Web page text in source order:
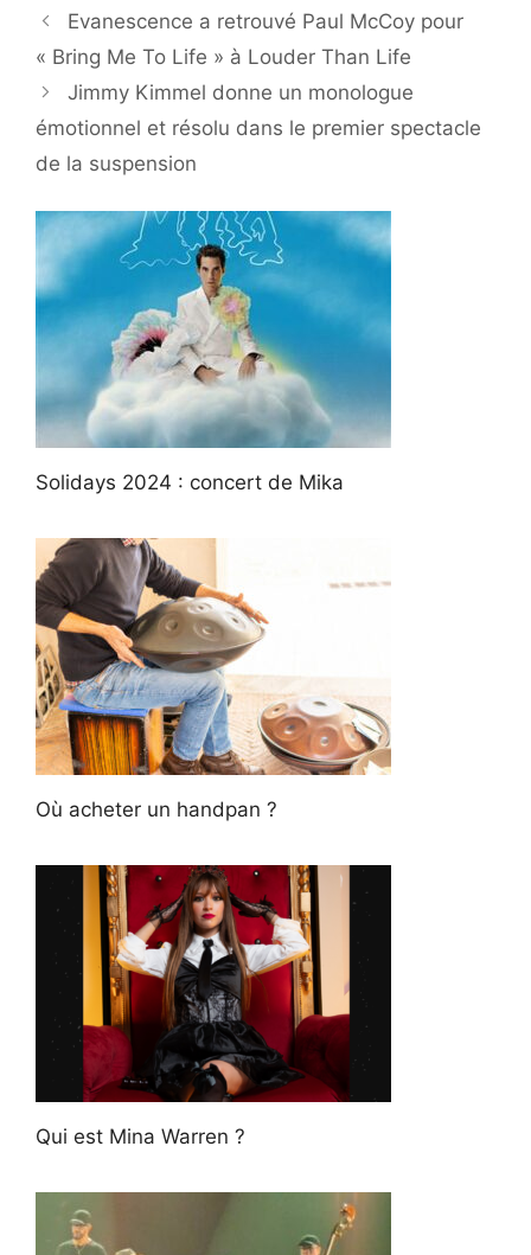
Evanescence a retrouvé Paul McCoy pour
« Bring Me To Life » à Louder Than Life
Jimmy Kimmel donne un monologue
émotionnel et résolu dans le premier spectacle
de la suspension
Solidays 2024 : concert de Mika
Où acheter un handpan ?
Qui est Mina Warren ?